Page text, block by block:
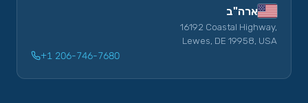
ארה"ב
16192 Coastal Highway,
Lewes, DE 19958, USA
+1 206-746-7680